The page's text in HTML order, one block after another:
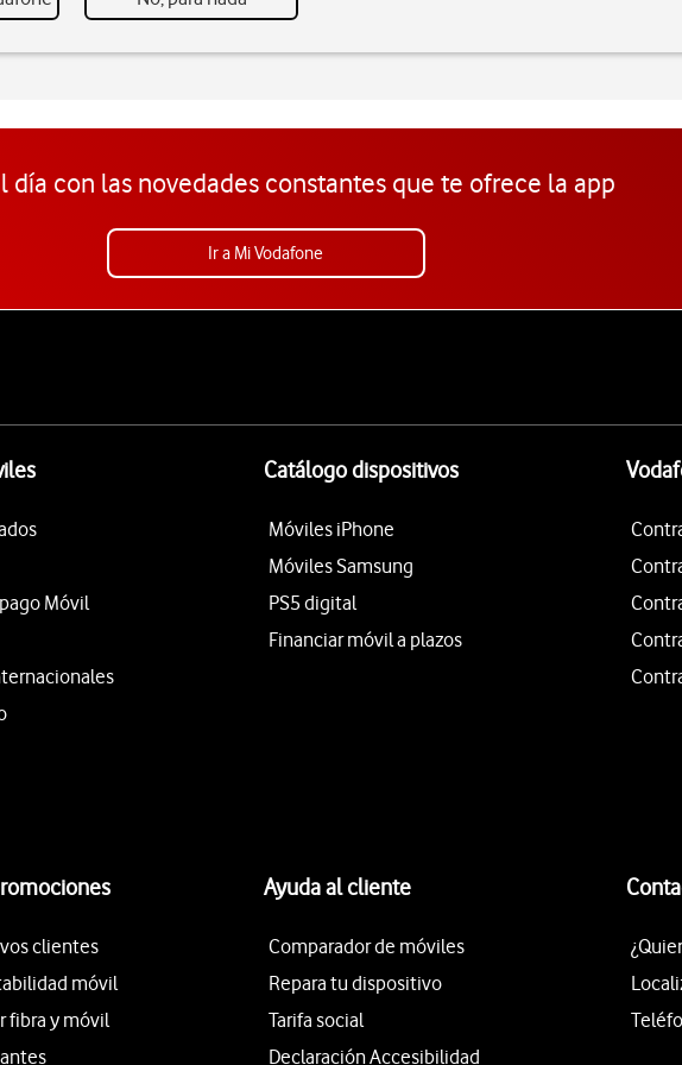
día con las novedades constantes que te ofrece la app
Ir a Mi Vodafone
Móvil
Catálogo dispositivos
Móviles iPhone
Móviles Samsung
PS5 digital
Financiar móvil a plazos
clientes
móvil
fibra y móvil
Ayuda al cliente
Comparador de móviles
Repara tu dispositivo
Tarifa social
Declaración Accesibilidad